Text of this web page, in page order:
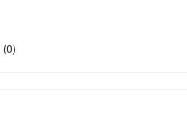
(0)